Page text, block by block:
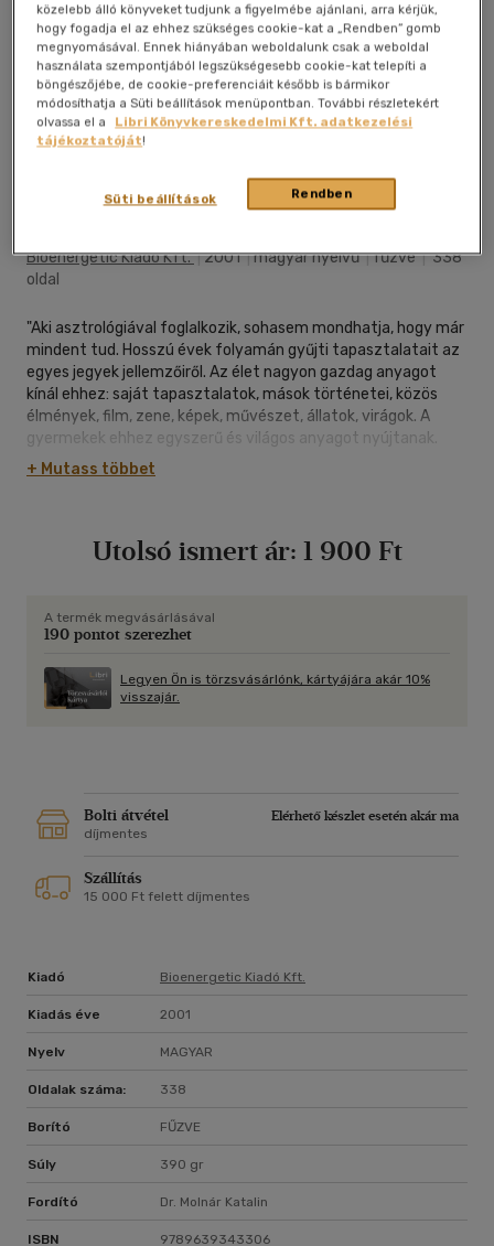
Megosztom
Bioenergetic Kiadó Kft.|2001|magyar nyelvű|fűzve|338
oldal
"Aki asztrológiával foglalkozik, sohasem mondhatja, hogy már
mindent tud. Hosszú évek folyamán gyűjti tapasztalatait az
egyes jegyek jellemzőiről. Az élet nagyon gazdag anyagot
kínál ehhez: saját tapasztalatok, mások történetei, közös
élmények, film, zene, képek, művészet, állatok, virágok. A
gyermekek ehhez egyszerű és világos anyagot nyújtanak.
Nekik még nincs annyi lehetőségük a különböző
bolygókonstellációk kifejezésére. Még a társadalmi
közvetlen: - egy Kos ascendenssel rendelkező fiú szobájának
babáival alszik - egy jó fényszögben álló Ikrek Merkúrral a
gyermek bárkivel szóba elegyedik Szeretném Önöket
tapasztalatot szerezhetnek vele az asztrológia
szimbólumrendszerén keresztül." Anita Cortesi
+ Mutass többet
Utolsó ismert ár: 1 900 Ft
A termék megvásárlásával
190 pontot szerezhet
Legyen Ön is törzsvásárlónk, kártyájára akár 10%
visszajár.
Bolti átvétel
Elérhető készlet esetén akár ma
díjmentes
Szállítás
15 000 Ft felett díjmentes
Kiadó Bioenergetic Kiadó Kft.
Kiadás éve 2001
Nyelv MAGYAR
Oldalak száma: 338
Borító FŰZVE
Súly 390 gr
Fordító Dr. Molnár Katalin
ISBN 9789639343306
közelebb álló könyveket tudjunk a figyelmébe ajánlani, arra kérjük,
hogy fogadja el az ehhez szükséges cookie-kat a „Rendben” gomb
megnyomásával. Ennek hiányában weboldalunk csak a weboldal
használata szempontjából legszükségesebb cookie-kat telepíti a
böngészőjébe, de cookie-preferenciáit később is bármikor
módosíthatja a Süti beállítások menüpontban. További részletekért
olvassa el a
Libri Könyvkereskedelmi Kft. adatkezelési
tájékoztatóját!
Rendben
Süti beállítások